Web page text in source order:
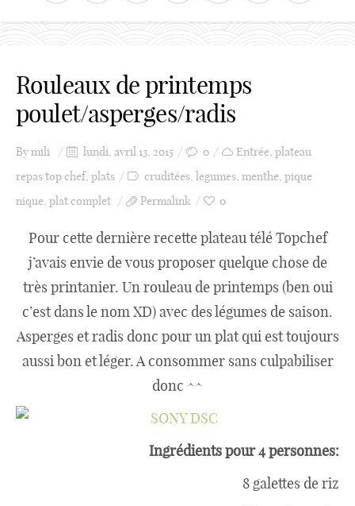
Rouleaux de printemps
poulet/asperges/radis
Bymili lundi, avril 13, 2015 0 Entrée, plateau
repas top chef, plats cruditées, legumes, menthe, pique
nique, plat complet Permalink 0
Pour cette dernière recette plateau télé Topchef
j’avais envie de vous proposer quelque chose de
très printanier. Un rouleau de printemps (ben oui
c’est dans le nom XD) avec des légumes de saison.
Asperges et radis donc pour un plat qui est toujours
aussi bon et léger. A consommer sans culpabiliser
donc ^^
Ingrédients pour 4 personnes:
8 galettes de riz